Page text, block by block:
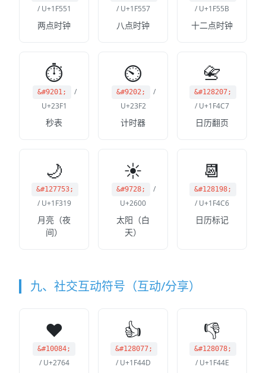
/ U+1F551
两点时钟
/ U+1F557
八点时钟
/ U+1F55B
十二点时钟
⏱
&#9201;
/
U+23F1
秒表
⏲
&#9202;
/
U+23F2
计时器
📇
&#128207;
/ U+1F4C7
日历翻页
🌙
&#127753;
/ U+1F319
月亮（夜
间）
☀
&#9728;
/
U+2600
太阳（白
天）
📆
&#128198;
/ U+1F4C6
日历标记
九、社交互动符号（互动/分享）
❤️
&#10084;
/ U+2764
👍
&#128077;
/ U+1F44D
👎
&#128078;
/ U+1F44E